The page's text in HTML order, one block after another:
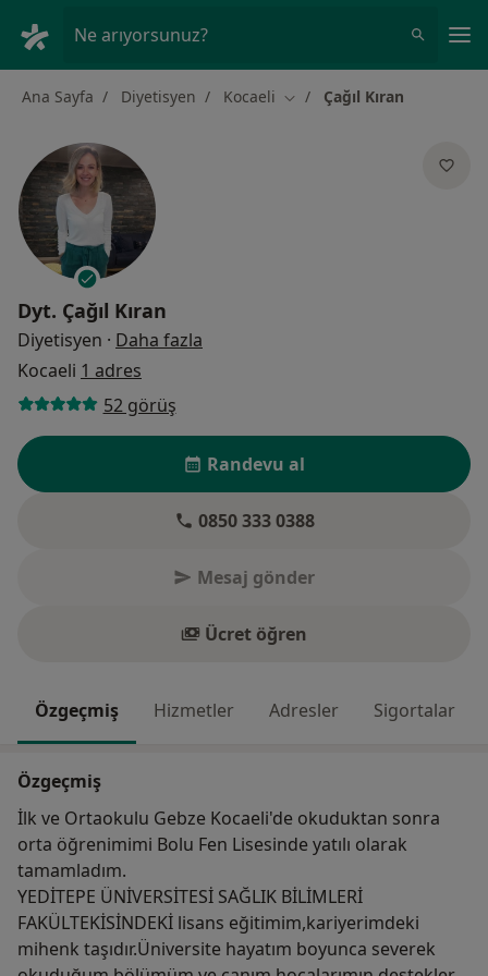
Ne arıyorsunuz?
Ana Sayfa Diyetisyen Kocaeli Şehir değiştir
Çağıl Kıran
Dyt. Çağıl Kıran
Diyetisyen · Daha fazla
Kocaeli 1 adres
52 görüş
Randevu al
0850 333 0388
Mesaj gönder
Ücret öğren
Özgeçmiş Hizmetler Adresler Sigortalar
Özgeçmiş
İlk ve Ortaokulu Gebze Kocaeli'de okuduktan sonra
orta öğrenimimi Bolu Fen Lisesinde yatılı olarak
tamamladım.
YEDİTEPE ÜNİVERSİTESİ SAĞLIK BİLİMLERİ
FAKÜLTEKİSİNDEKİ lisans eğitimim,kariyerimdeki
mihenk taşıdır.Üniversite hayatım boyunca severek